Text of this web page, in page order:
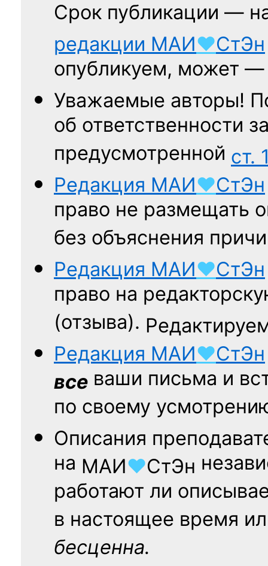
Срок публикации —
редакции МАИ♥СтЭн
опубликуем, может
Уважаемые авторы!
об ответственности
предусмотренной ст.
Редакция МАИ♥СтЭн
право не размещать
без объяснения
Редакция МАИ♥СтЭн
право на
(отзыва).
Редакция МАИ♥СтЭн
все ваши письма и
по своему
Описания
на МАИ♥СтЭн
работают ли
в настоящее время
бесценна.